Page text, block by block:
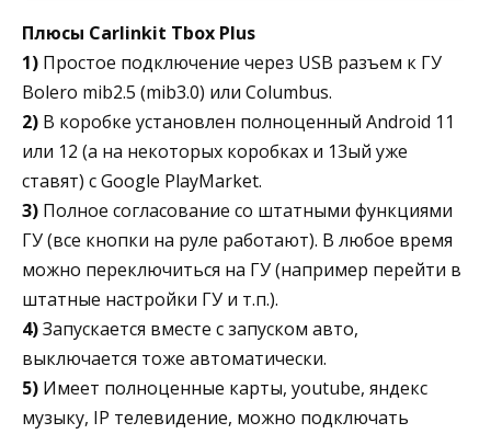
Плюсы Carlinkit Tbox Plus
1) Простое подключение через USB разъем к ГУ
Bolero mib2.5 (mib3.0) или Columbus.
2) В коробке установлен полноценный Android 11
или 12 (а на некоторых коробках и 13ый уже
ставят) с Google PlayMarket.
3) Полное согласование со штатными функциями
ГУ (все кнопки на руле работают). В любое время
можно переключиться на ГУ (например перейти в
штатные настройки ГУ и т.п.).
4)Запускается вместе с запуском авто,
выключается тоже автоматически.
5) Имеет полноценные карты, youtube, яндекс
музыку, IP телевидение, можно подключать